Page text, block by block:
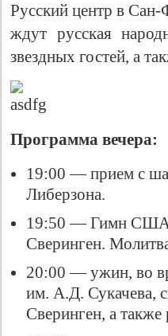
Русский центр в Сан-
ждут русская
звездных гостей, а
Программа вечера:
19:00 — прием с
Либерзона.
19:50 — Гимн США
Сверинген.
20:00 — ужин, во
им. А.Д. Сукачева,
Сверинген, а также